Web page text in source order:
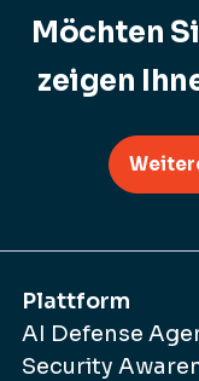
Möchten
zeigen
Plattform
AI Defense
Security